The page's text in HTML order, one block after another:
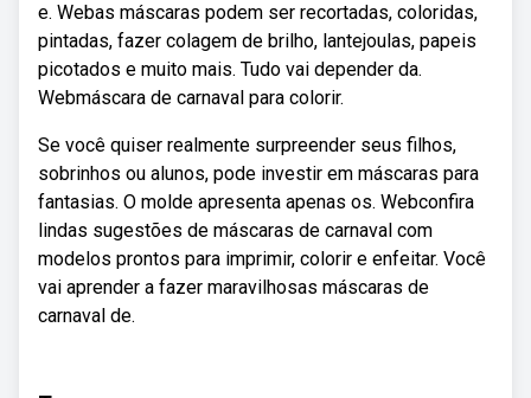
e. Webas máscaras podem ser recortadas, coloridas,
pintadas, fazer colagem de brilho, lantejoulas, papeis
picotados e muito mais. Tudo vai depender da.
Webmáscara de carnaval para colorir.
Se você quiser realmente surpreender seus filhos,
sobrinhos ou alunos, pode investir em máscaras para
fantasias. O molde apresenta apenas os. Webconfira
lindas sugestões de máscaras de carnaval com
modelos prontos para imprimir, colorir e enfeitar. Você
vai aprender a fazer maravilhosas máscaras de
carnaval de.